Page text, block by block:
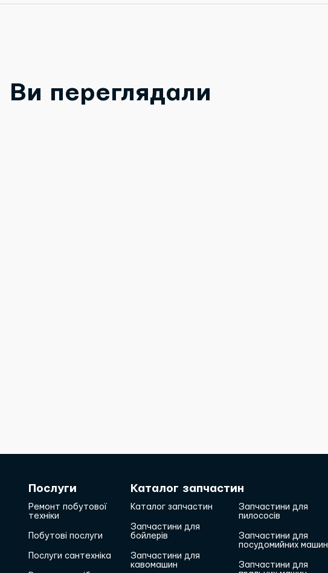
Ви переглядали
Послуги
Ремонт побутової
техніки
Побутові послуги
Послуги сантехніка
Каталог запчастин
Каталог запчастин
Запчастини для
бойлерів
Запчастини для
кавомашин
Запчастини для
пилососів
Запчастини для
посудомийних машин
Запчастини для